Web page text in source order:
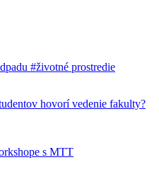
#životné prostredie
hovorí vedenie fakulty?
s MTT